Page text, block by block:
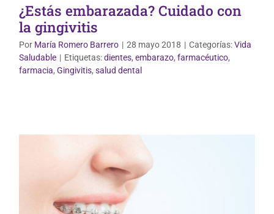
¿Estás embarazada? Cuidado con
la gingivitis
Por María Romero Barrero | 28 mayo 2018 | Categorías:Vida
Saludable | Etiquetas:dientes, embarazo, farmacéutico,
farmacia, Gingivitis, salud dental
Vida Saludable